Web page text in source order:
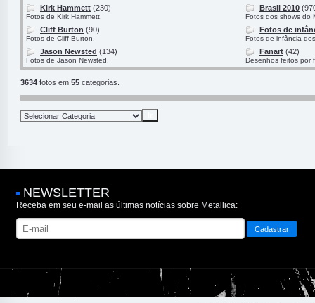
Kirk Hammett (230)
Fotos de Kirk Hammett.
Cliff Burton (90)
Fotos de Cliff Burton.
Jason Newsted (134)
Fotos de Jason Newsted.
Brasil 2010
Fotos dos shows do
Fotos de
Fotos de infância
Fanart (42)
Desenhos feitos por
3634 fotos em 55 categorias.
NEWSLETTER
Receba em seu e-mail as últimas notícias sobre Metallica: